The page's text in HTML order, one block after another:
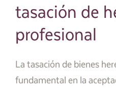
tasación de
profesional
La tasación de bienes
fundamental en la